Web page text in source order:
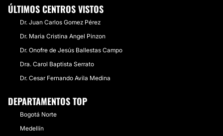
ÚLTIMOS CENTROS VISTOS
Dr. Juan Carlos Gomez Pérez
Dr. Maria Cristina Angel Pinzon
Dr. Onofre de Jesús Ballestas Campo
Dra. Carol Baptista Serrato
Dr. Cesar Fernando Avila Medina
DEPARTAMENTOS TOP
Bogotá Norte
Medellín